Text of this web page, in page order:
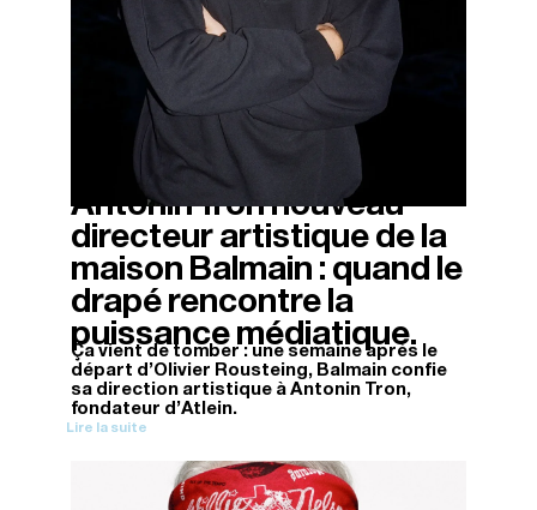
Antonin Tron nouveau
directeur artistique de la
maison Balmain : quand le
drapé rencontre la
puissance médiatique.
Ça vient de tomber : une semaine après le
départ d'Olivier Rousteing, Balmain confie
sa direction artistique à Antonin Tron,
fondateur d'Atlein.
Lire la suite